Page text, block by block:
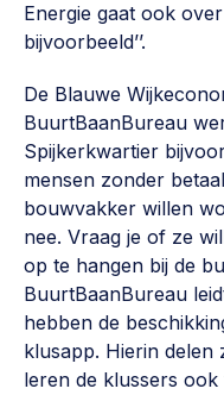
Energie gaat ook
bijvoorbeeld’’.
De Blauwe
BuurtBaanBureau
Spijkerkwartier
mensen zonder
bouwvakker willen
nee. Vraag je of ze
op te hangen bij de
BuurtBaanBureau
hebben de
klusapp. Hierin delen
leren de klussers